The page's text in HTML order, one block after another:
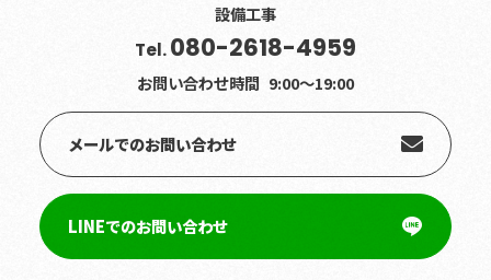
設備工事
Tel. 080-2618-4959
お問い合わせ時間 9:00〜19:00
メールでのお問い合わせ
LINEでのお問い合わせ